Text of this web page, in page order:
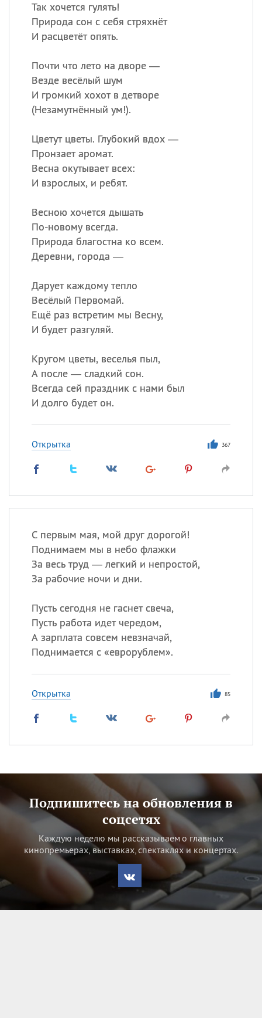
Так хочется гулять!
Природа сон с себя стряхнёт
И расцветёт опять.
Почти что лето на дворе —
Везде весёлый шум
И громкий хохот в детворе
(Незамутнённый ум!).
Цветут цветы. Глубокий вдох —
Пронзает аромат.
Весна окутывает всех:
И взрослых, и ребят.
Весною хочется дышать
По-новому всегда.
Природа благостна ко всем.
Деревни, города —
Дарует каждому тепло
Весёлый Первомай.
Ещё раз встретим мы Весну,
И будет разгуляй.
Кругом цветы, веселья пыл,
А после — сладкий сон.
Всегда сей праздник с нами был
И долго будет он.
Открытка 367
С первым мая, мой друг дорогой!
Поднимаем мы в небо флажки
За весь труд — легкий и непростой,
За рабочие ночи и дни.
Пусть сегодня не гаснет свеча,
Пусть работа идет чередом,
А зарплата совсем невзначай,
Поднимается с «еврорублем».
Открытка 85
Подпишитесь на обновления в
соцсетях
Каждую неделю мы рассказываем о главных
кинопремьерах, выставках, спектаклях и концертах.